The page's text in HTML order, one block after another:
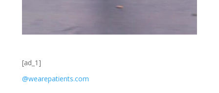
[ad_1]
@wearepatients.com